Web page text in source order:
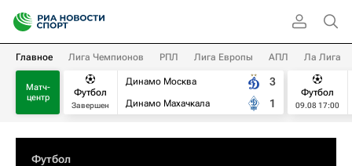
Главное Лига Чемпионов РПЛ Лига Европы АПЛ Ла Лига
Матч-
центр
Футбол
Завершен
Динамо Москва
Динамо Махачкала
3
1
Футбол
09.08 17:00
Футбол